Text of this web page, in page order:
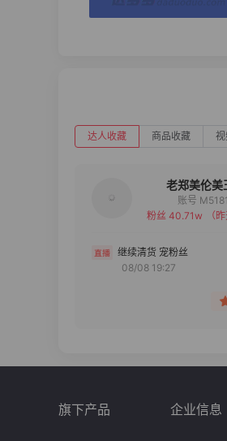
达人收藏 商品收藏
老郑美伦美
备注
账号
粉丝 40.71w
（
继续清货 宠粉丝
08/08 19:27
旗下产品 企业信息